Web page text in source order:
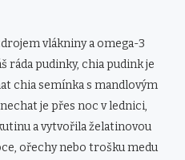
vlákniny a omega-3
ráda pudinky, chia pudink je
chia semínka s mandlovým
je přes noc v lednici,
a vytvořila želatinovou
ořechy nebo trošku medu